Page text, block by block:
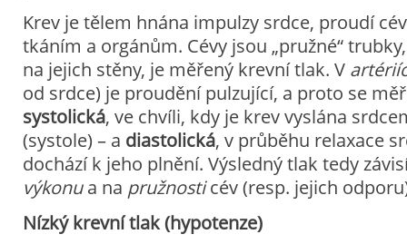
Krev je tělem hnána impulzy srdce, proudí
tkáním a orgánům. Cévy jsou „pružné“
na jejich stěny, je měřený krevní tlak. V
od srdce) je proudění pulzující, a proto se
systolická, ve chvíli, kdy je krev vyslána
(systole) – a diastolická, v průběhu relaxace
dochází k jeho plnění. Výsledný tlak tedy
výkonua na pružnosticév (resp. jejich
Nízký krevní tlak (hypotenze)